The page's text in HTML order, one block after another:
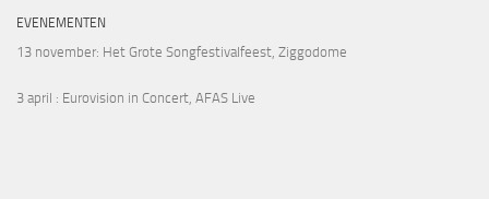
EVENEMENTEN
13 november: Het Grote Songfestivalfeest, Ziggodome
3 april : Eurovision in Concert, AFAS Live